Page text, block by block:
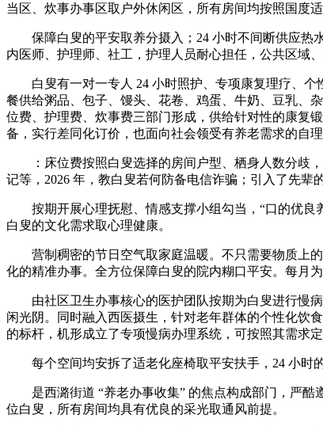
当区、炊事办事区取户外休闲区，所有房间均按照国度
保障白叟的平安取养分摄入；24 小时不间断供应热水
内医师、护理师、社工，护理人员耐心担任，公共区域
白叟有一对一专人 24 小时照护、专项康复理疗、个
餐供给粥品、包子、馒头、花卷、鸡蛋、牛奶、豆乳、
位费、护理费、炊事费三部门形成，供给针对性的康复
备，实行差同化订价，也面向社会领受有养老需求的自
：床位费按照白叟选择的房间户型、栖身人数分歧，
记等，2026 年，教白叟若何防备电信诈骗；引入了先
按期开展心理抚慰、情感支撑小组勾当，“口的优良
白叟的文化需求取心理健康。
营制稠密的节日空气取家庭温暖。不只需要物质上的
化的精准办事。全方位保障白叟的院内糊口平安。每月
由社区卫生办事核心的医护团队按期为白叟进行慢病
闲光阴。同时融入西医摄生，针对老年群体的个性化饮
的标杆，机形成立了专项慢病办理系统，可按照其需求
每个空间均安拆了适老化座椅取平安扶手，24 小时的
是西潞街道 “养老办事收集” 的焦点构成部门，严酷
位白叟，所有房间均具有优良的采光取通风前提。